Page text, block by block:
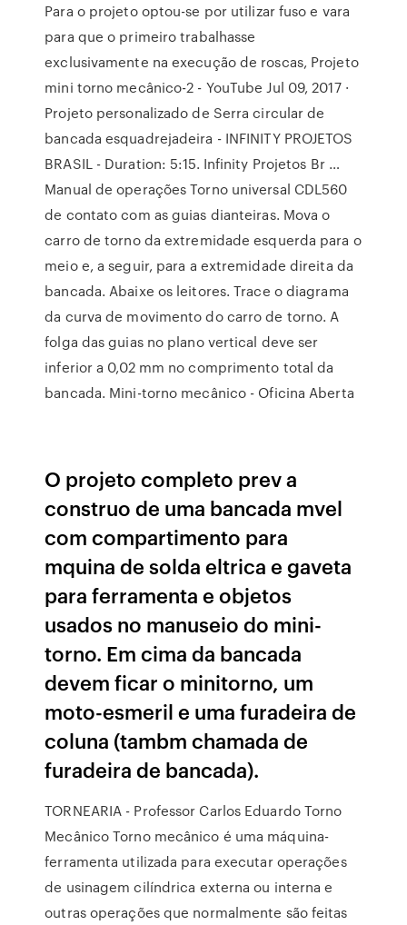
Para o projeto optou-se por utilizar fuso e vara
para que o primeiro trabalhasse
exclusivamente na execução de roscas, Projeto
mini torno mecânico-2 - YouTube Jul 09, 2017 ·
Projeto personalizado de Serra circular de
bancada esquadrejadeira - INFINITY PROJETOS
BRASIL - Duration: 5:15. Infinity Projetos Br …
Manual de operações Torno universal CDL560
de contato com as guias dianteiras. Mova o
carro de torno da extremidade esquerda para o
meio e, a seguir, para a extremidade direita da
bancada. Abaixe os leitores. Trace o diagrama
da curva de movimento do carro de torno. A
folga das guias no plano vertical deve ser
inferior a 0,02 mm no comprimento total da
bancada. Mini-torno mecânico - Oficina Aberta
O projeto completo prev a
construo de uma bancada mvel
com compartimento para
mquina de solda eltrica e gaveta
para ferramenta e objetos
usados no manuseio do mini-
torno. Em cima da bancada
devem ficar o minitorno, um
moto-esmeril e uma furadeira de
coluna (tambm chamada de
furadeira de bancada).
TORNEARIA - Professor Carlos Eduardo Torno
Mecânico Torno mecânico é uma máquina-
ferramenta utilizada para executar operações
de usinagem cilíndrica externa ou interna e
outras operações que normalmente são feitas